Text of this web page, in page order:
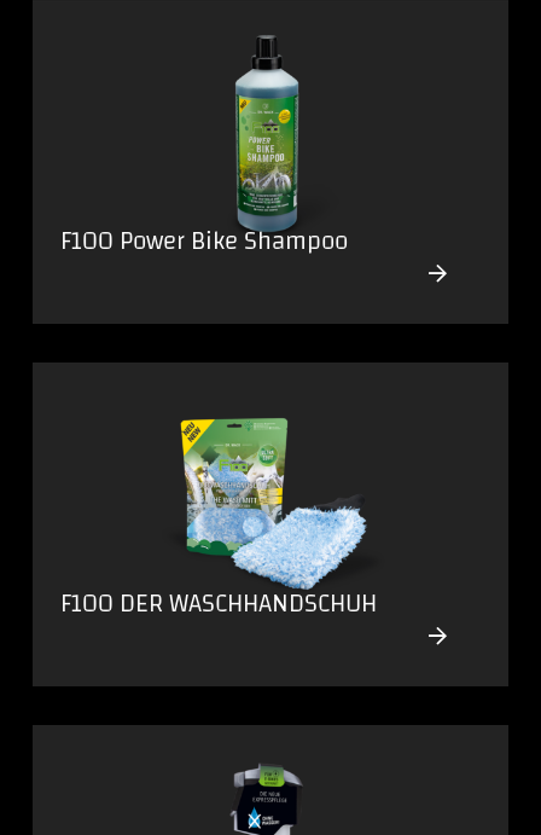
F100 Power Bike Shampoo
F100 DER WASCHHANDSCHUH